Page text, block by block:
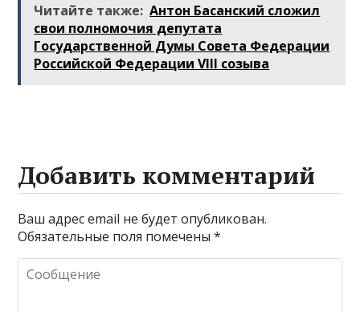
Читайте также: Антон Басанский сложил
свои полномочия депутата
Государственной Думы Совета Федерации
Российской Федерации VIII созыва
Добавить комментарий
Ваш адрес email не будет опубликован.
Обязательные поля помечены*